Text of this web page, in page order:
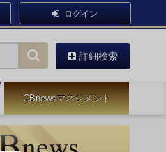
ログイン
詳細検索
CBnewsマネジメント